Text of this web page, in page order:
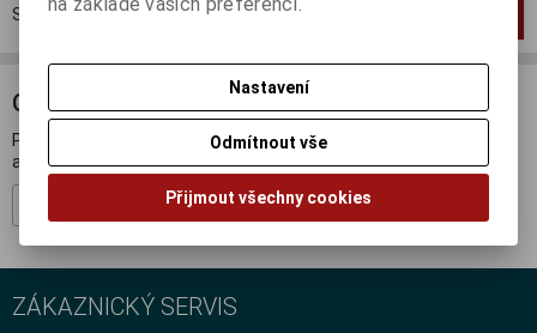
Strana 1z1Celkem1záznamů
ODBĚR NOVINEK
Přihlašte se k odběru novinek a buďte informováni o novinkách,
akcích a soutěžích.
ZÁKAZNICKÝ SERVIS
Nastavení
Odmítnout vše
Přijmout všechny cookies